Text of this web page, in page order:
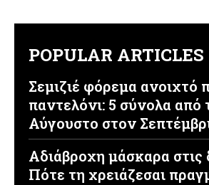
POPULAR ARTICLES
Σεμιζιέ φόρεμα ανοιχτό
παντελόνι: 5 σύνολα από
Αύγουστο στον
Αδιάβροχη μάσκαρα στις
Πότε τη χρειάζεσαι